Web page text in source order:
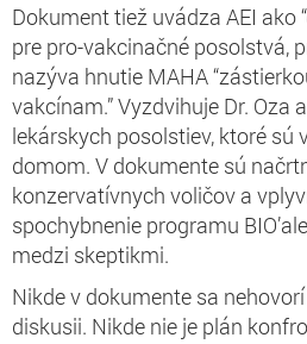
Dokument tiež uvádza AEI ako
pre pro-vakcinačné posolstvá,
nazýva hnutie MAHA
vakcínam.” Vyzdvihuje Dr. Oza
lekárskych posolstiev, ktoré sú
domom. V dokumente sú
konzervatívnych voličov a
spochybnenie programu
medzi skeptikmi.
Nikde v dokumente sa
diskusii. Nikde nie je plán